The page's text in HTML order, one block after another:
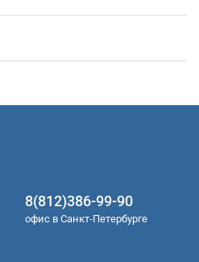
8(812)386-99-90
офис в Санкт-Петербурге